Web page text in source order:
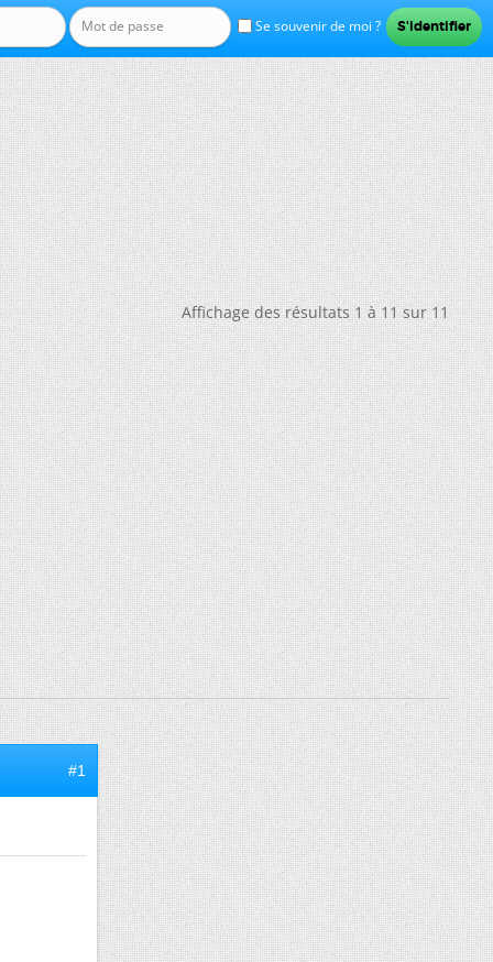
Se souvenir de moi ?
Affichage des résultats 1 à 11 sur 11
#1